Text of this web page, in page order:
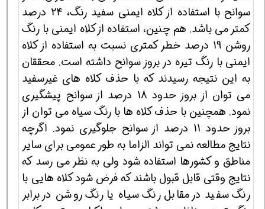
سوانح با استفاده از کلاه ایمنی سفید رنگ، 24 درصد
کمتر می باشد. هم چنین، استفاده از کلاه ایمنی با رنگ
روشن 19 درصد خطر کمتری نسبت به استفاده از کلاه
ایمنی با رنگ تیره در بروز سوانح داشته است. محققان
به این نتیجه رسیدند که با حذف کلاه های غیرسفید
می توان از بروز حدود 18 درصد از سوانح پیشگیری
نمود. همچنین با حذف کلاه ها با رنگ سیاه می توان از
بروز حدود 11 درصد از سوانح جلوگیری نمود. اگرچه
نتایج مطالعه نمی تواند الزاما به طور عمومی برای سایر
مناطق و کشورها استفاده شود ولی به نظر می رسد که
نتایج وقتی قابل قبول باشند که فرض شود کلاه هایی با
رنگ سفید در مقابل رنگ سیاه یا رنگ روشن در برابر